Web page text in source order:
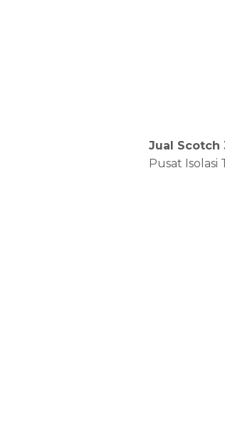
Jual Scotch
Pusat Isolasi